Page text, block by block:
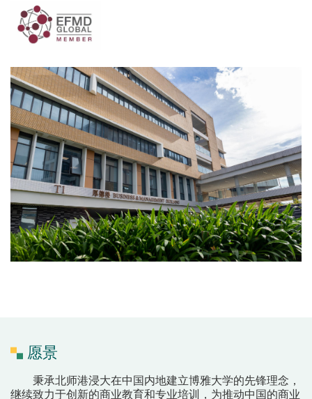
愿景
秉承北师港浸大在中国内地建立博雅大学的先锋理念，
继续致力于创新的商业教育和专业培训，为推动中国的商业